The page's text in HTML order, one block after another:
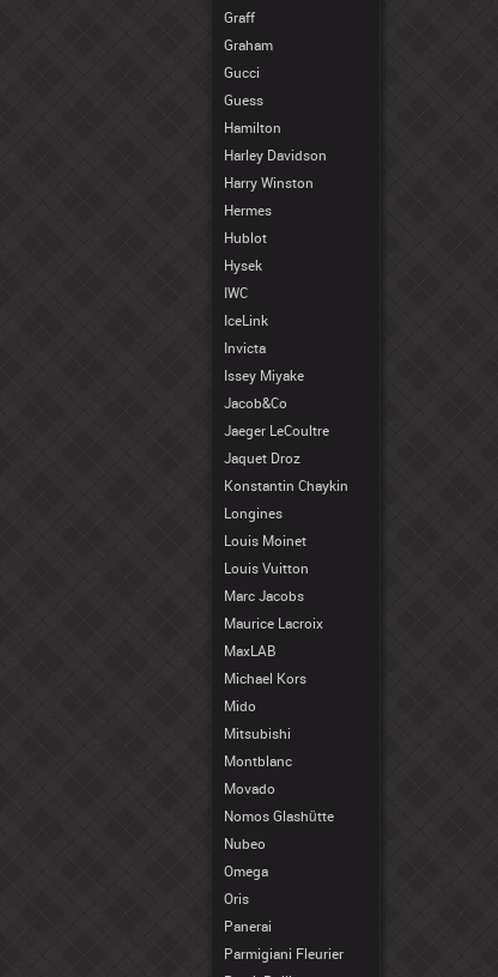
Graff
Graham
Gucci
Guess
Hamilton
Harley Davidson
Harry Winston
Hermes
Hublot
Hysek
IWC
IceLink
Invicta
Issey Miyake
Jacob&Co
Jaeger LeCoultre
Jaquet Droz
Konstantin Chaykin
Longines
Louis Moinet
Louis Vuitton
Marc Jacobs
Maurice Lacroix
MaxLAB
Michael Kors
Mido
Mitsubishi
Montblanc
Movado
Nomos Glashütte
Nubeo
Omega
Oris
Panerai
Parmigiani Fleurier